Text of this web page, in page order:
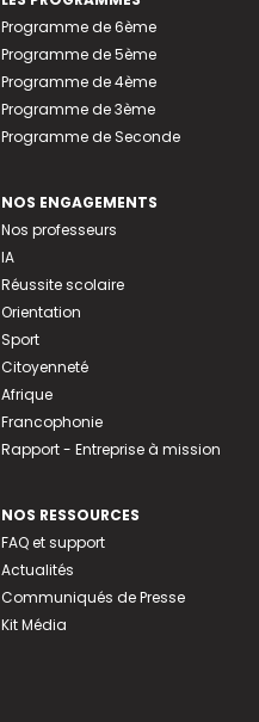
Programme de 6ème
Programme de 5ème
Programme de 4ème
Programme de 3ème
Programme de Seconde
NOS ENGAGEMENTS
Nos professeurs
IA
Réussite scolaire
Orientation
Sport
Citoyenneté
Afrique
Francophonie
Rapport - Entreprise à mission
NOS RESSOURCES
FAQ et support
Actualités
Communiqués de Presse
Kit Média